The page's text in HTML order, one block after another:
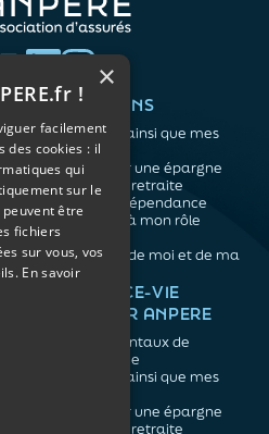
VOS BESOINS
Me protéger ainsi que mes
proches
Me constituer une épargne
Préparer ma retraite
Anticiper la dépendance
Me préparer à mon rôle
d'aidant
Prendre soin de moi et de ma
santé
ASSURANCE-VIE
FACILE PAR ANPERE
Les fondamentaux de
l'assurance vie
Me protéger ainsi que mes
Me constituer une épargne
Préparer ma retraite
×
!
facilement
des cookies : il
qui
sur le
être
fichiers
sur vous, vos
En savoir